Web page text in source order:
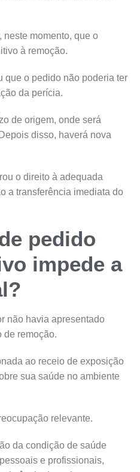
neste momento, que o
à remoção.
que o pedido não poderia ter
da perícia.
de origem, onde será
disso, haverá nova
o direito à adequada
a transferência imediata do
pedido
impede a
não havia apresentado
de remoção.
ao receio de exposição
sua saúde no ambiente
relevante.
da condição de saúde
e profissionais,